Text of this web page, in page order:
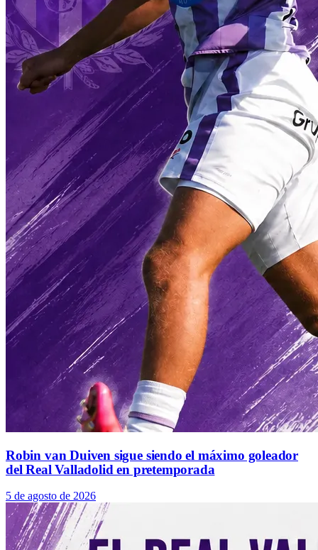
Robin van Duiven sigue siendo el máximo goleador
del Real Valladolid en pretemporada
5 de agosto de 2026